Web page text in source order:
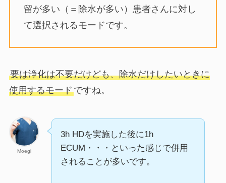
留が多い（＝除水が多い）患者さんに対し
て選択されるモードです。
要は浄化は不要だけども、除水だけしたいときに
使用するモードですね。
Moegi
3h HDを実施した後に1h
ECUM・・・といった感じで併用
されることが多いです。